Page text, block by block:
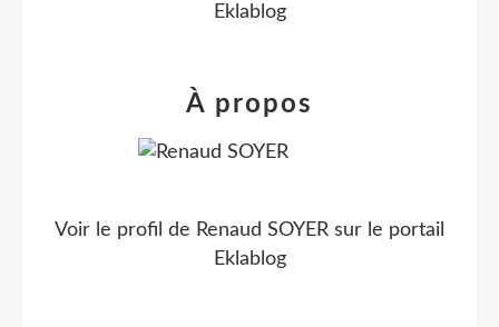
Eklablog
À propos
Voir le profil de Renaud SOYER sur le portail
Eklablog